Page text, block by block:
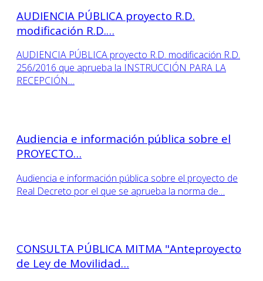
AUDIENCIA PÚBLICA proyecto R.D.
modificación R.D.…
AUDIENCIA PÚBLICA proyecto R.D. modificación R.D.
256/2016 que aprueba la INSTRUCCIÓN PARA LA
RECEPCIÓN…
Audiencia e información pública sobre el
PROYECTO…
Audiencia e información pública sobre el proyecto de
Real Decreto por el que se aprueba la norma de…
CONSULTA PÚBLICA MITMA "Anteproyecto
de Ley de Movilidad…